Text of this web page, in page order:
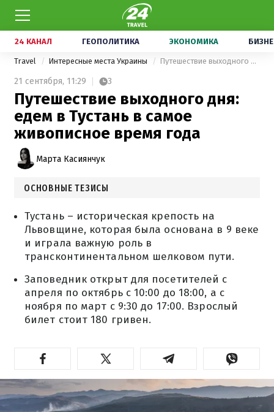
24 КАНАЛ ГЕОПОЛИТИКА ЭКОНОМИКА
Travel Интересные места Украины Путешествие выходного дня: едем в Тустань в самое живописное время года
21 сентября, 11:29 3
Путешествие выходного дня:
едем в Тустань в самое
живописное время года
Марта Касиянчук
ОСНОВНЫЕ ТЕЗИСЫ
Тустань – историческая крепость на
Львовщине, которая была основана в 9 веке
и играла важную роль в
трансконтинентальном шелковом пути.
Заповедник открыт для посетителей с
апреля по октябрь с 10:00 до 18:00, а с
ноября по март с 9:30 до 17:00. Взрослый
билет стоит 180 гривен.